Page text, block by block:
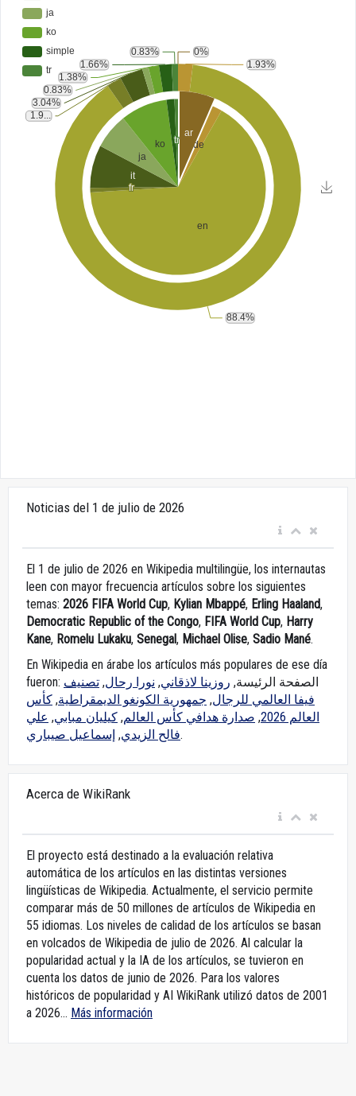
Noticias del 1 de julio de 2026
El 1 de julio de 2026 en Wikipedia multilingüe, los internautas
leen con mayor frecuencia artículos sobre los siguientes
temas: 2026 FIFA World Cup, Kylian Mbappé, Erling Haaland,
Democratic Republic of the Congo, FIFA World Cup, Harry
Kane, Romelu Lukaku, Senegal, Michael Olise, Sadio Mané.
En Wikipedia en árabe los artículos más populares de ese día
fueron: الصفحة الرئيسة, روزينا لاذقاني, نورا رحال, تصنيف
فيفا العالمي للرجال, جمهورية الكونغو الديمقراطية, كأس
العالم 2026
, صدارة هدافي كأس العالم, كيليان مبابي, علي
فالح الزيدي, إسماعيل صيباري .
Acerca de WikiRank
El proyecto está destinado a la evaluación relativa
automática de los artículos en las distintas versiones
lingüísticas de Wikipedia. Actualmente, el servicio permite
comparar más de 50 millones de artículos de Wikipedia en
55 idiomas. Los niveles de calidad de los artículos se basan
en volcados de Wikipedia de julio de 2026. Al calcular la
popularidad actual y la IA de los artículos, se tuvieron en
cuenta los datos de junio de 2026. Para los valores
históricos de popularidad y AI WikiRank utilizó datos de 2001
a 2026... Más información